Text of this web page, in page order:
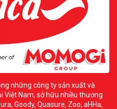
những công ty sản xuất và
Việt Nam, sở hữu nhiều thương
Goody, Quasure, Zoo, aHHa,